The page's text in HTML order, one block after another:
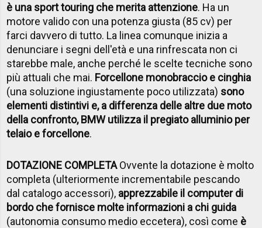
è una sport touring che merita attenzione. Ha un
motore valido con una potenza giusta (85 cv) per
farci davvero di tutto. La linea comunque inizia a
denunciare i segni dell'età e una rinfrescata non ci
starebbe male, anche perché le scelte tecniche sono
più attuali che mai. Forcellone monobraccio e cinghia
(una soluzione ingiustamente poco utilizzata) sono
elementi distintivi e, a differenza delle altre due moto
della confronto, BMW utilizza il pregiato alluminio per
telaio e forcellone.
DOTAZIONE COMPLETAOvvente la dotazione è molto
completa (ulteriormente incrementabile pescando
dal catalogo accessori), apprezzabile il computer di
bordo che fornisce molte informazioni a chi guida
(autonomia consumo medio eccetera), così come è